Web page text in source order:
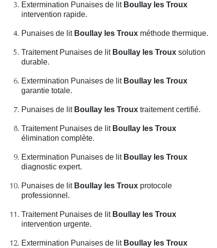
Extermination Punaises de lit Boullay les Troux
intervention rapide.
Punaises de lit Boullay les Troux méthode thermique.
Traitement Punaises de lit Boullay les Troux solution
durable.
Extermination Punaises de lit Boullay les Troux
garantie totale.
Punaises de lit Boullay les Troux traitement certifié.
Traitement Punaises de lit Boullay les Troux
élimination complète.
Extermination Punaises de lit Boullay les Troux
diagnostic expert.
Punaises de lit Boullay les Troux protocole
professionnel.
Traitement Punaises de lit Boullay les Troux
intervention urgente.
Extermination Punaises de lit Boullay les Troux